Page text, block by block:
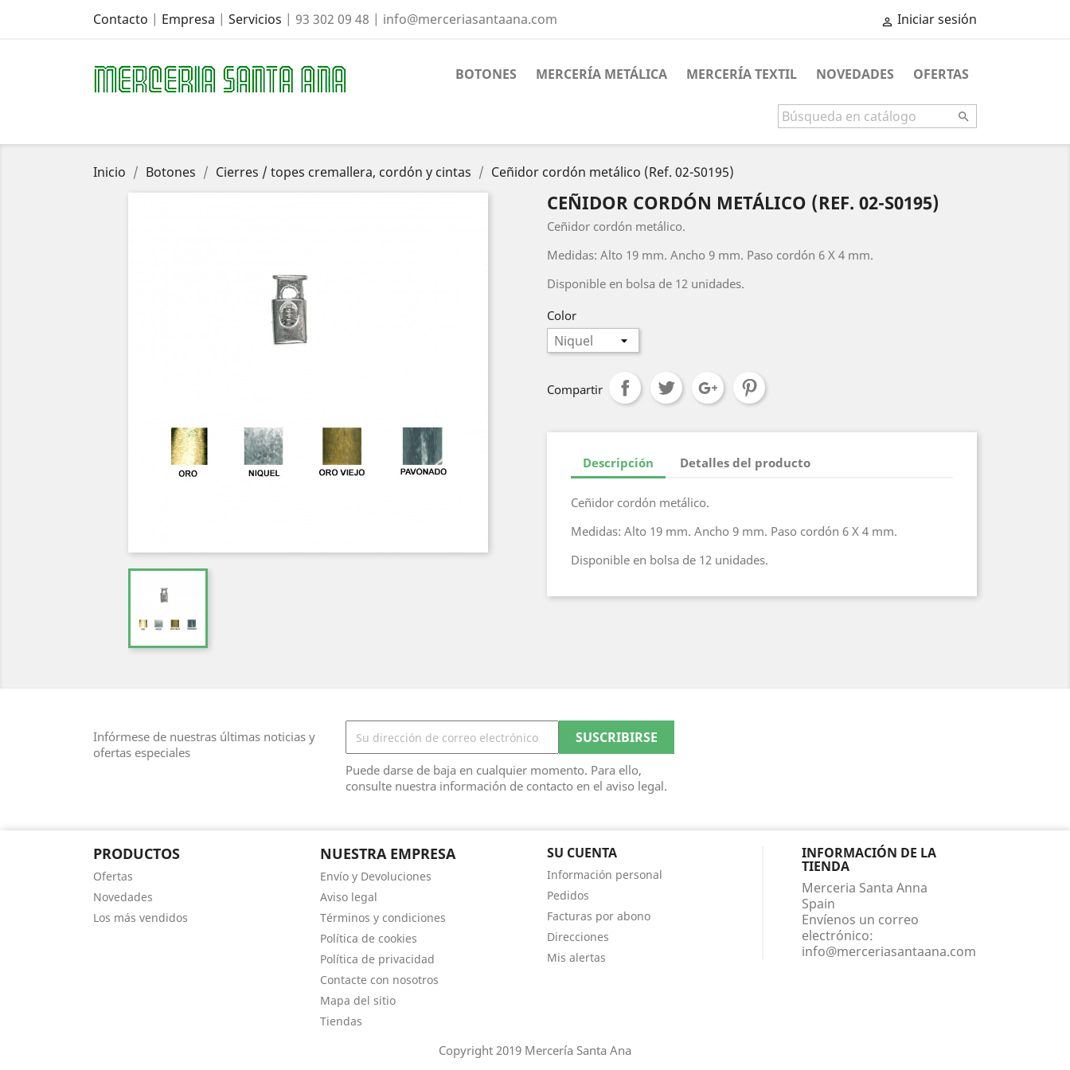
Contacto | Empresa | Servicios | 93 302 09 48 | info@merceriasantaana.com  Iniciar sesión
BOTONES MERCERÍA METÁLICA MERCERÍA TEXTIL NOVEDADES OFERTAS

Inicio Botones Cierres / topes cremallera, cordón y cintas Ceñidor cordón metálico (Ref. 02-S0195)
CEÑIDOR CORDÓN METÁLICO (REF. 02-S0195)
Ceñidor cordón metálico.
Medidas: Alto 19 mm. Ancho 9 mm. Paso cordón 6 X 4 mm.
Disponible en bolsa de 12 unidades.
Color
Compartir
Descripción Detalles del producto
Ceñidor cordón metálico.
Medidas: Alto 19 mm. Ancho 9 mm. Paso cordón 6 X 4 mm.
Disponible en bolsa de 12 unidades.
Infórmese de nuestras últimas noticias y
ofertas especiales
Puede darse de baja en cualquier momento. Para ello,
consulte nuestra información de contacto en el aviso legal.
PRODUCTOS
Ofertas
Novedades
Los más vendidos
NUESTRA EMPRESA
Envío y Devoluciones
Aviso legal
Términos y condiciones
Política de cookies
Política de privacidad
Contacte con nosotros
Mapa del sitio
Tiendas
SU CUENTA
Información personal
Pedidos
Facturas por abono
Direcciones
Mis alertas
INFORMACIÓN DE LA
TIENDA
Merceria Santa Anna
Spain
Envíenos un correo
electrónico:
info@merceriasantaana.com
Copyright 2019 Mercería Santa Ana